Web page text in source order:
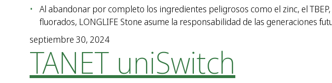
Al abandonar por completo los ingredientes peligrosos como el zinc, el
fluorados, LONGLIFE Stone asume la responsabilidad de las generaciones
septiembre 30, 2024
TANET uniSwitch